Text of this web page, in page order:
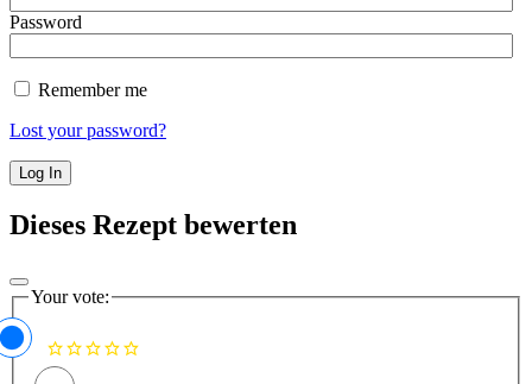
Password
Remember me
Lost your password?
Dieses Rezept bewerten
Your vote: